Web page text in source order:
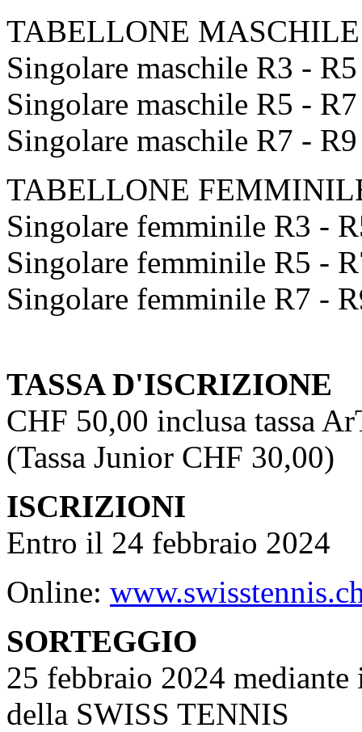
TABELLONE MASCHILE
Singolare maschile R3 - R5
Singolare maschile R5 - R7
Singolare maschile R7 - R9
TABELLONE
Singolare femminile R3 -
Singolare femminile R5 -
Singolare femminile R7 -
TASSA D'ISCRIZIONE
CHF 50,00 inclusa tassa
(Tassa Junior CHF 30,00)
ISCRIZIONI
Entro il 24 febbraio 2024
Online:
SORTEGGIO
25 febbraio 2024
della SWISS TENNIS